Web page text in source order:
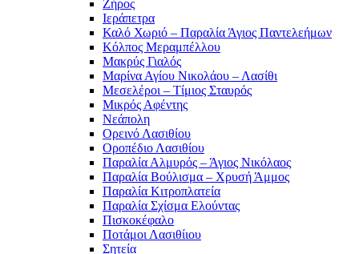
Ζήρος
Ιεράπετρα
Καλό Χωριό – Παραλία Άγιος Παντελεήμων
Κόλπος Μεραμπέλλου
Μακρύς Γιαλός
Μαρίνα Αγίου Νικολάου – Λασίθι
Μεσελέροι – Τίμιος Σταυρός
Μικρός Αφέντης
Νεάπολη
Ορεινό Λασιθίου
Οροπέδιο Λασιθίου
Παραλία Αλμυρός – Άγιος Νικόλαος
Παραλία Βούλισμα – Χρυσή Άμμος
Παραλία Κιτροπλατεία
Παραλία Σχίσμα Ελούντας
Πισκοκέφαλο
Ποτάμοι Λασιθίιου
Σητεία